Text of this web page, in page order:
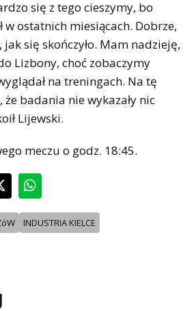
się z tego cieszymy, bo
w ostatnich miesiącach. Dobrze,
jak się skończyło. Mam nadzieję,
Lizbony, choć zobaczymy
na treningach. Na tę
badania nie wykazały nic
Lijewski.
meczu o godz. 18:45.
INDUSTRIA KIELCE